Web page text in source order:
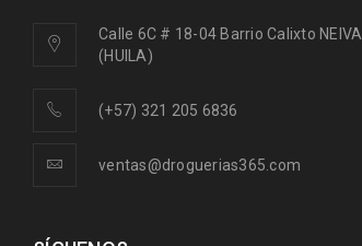
Calle 6C # 18-04 Barrio Calixto NEIVA
(HUILA)
(+57) 321 205 6836
ventas@droguerias365.com